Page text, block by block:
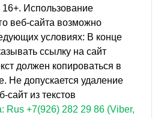
Использование
веб-сайта возможно
условиях: В конце
ссылку на сайт
должен копироваться в
Не допускается удаление
из текстов
Rus +7(926) 282 29 86 (Viber,